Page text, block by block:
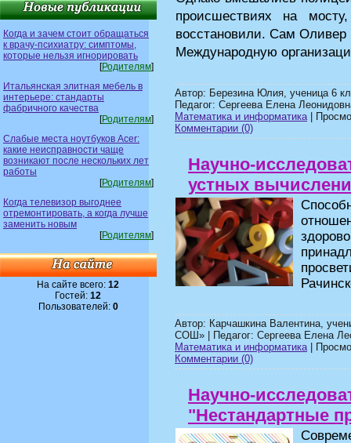
Когда и зачем стоит обращаться
к врачу-психиатру: симптомы,
которые нельзя игнорировать
[Родителям]
Итальянская элитная мебель в
интерьере: стандарты
фабричного качества
[Родителям]
Слабые места ноутбуков Acer:
какие неисправности чаще
возникают после нескольких лет
работы
[Родителям]
Когда телевизор выгоднее
отремонтировать, а когда лучше
заменить новым
[Родителям]
На сайте всего:12
Гостей:12
Пользователей: 0
происшествиях на
восстановили. Сам Оливер
Международную
Автор: Березина Юлия, ученица 6
Педагог: Сергеева Елена
Математика и информатика|
Комментарии (0)
Научно-
устных
Автор: Карчашкина Валентина,
СОШ» | Педагог: Сергеева Елена
Математика и информатика|
Комментарии (0)
Научно-
"Нестандартные